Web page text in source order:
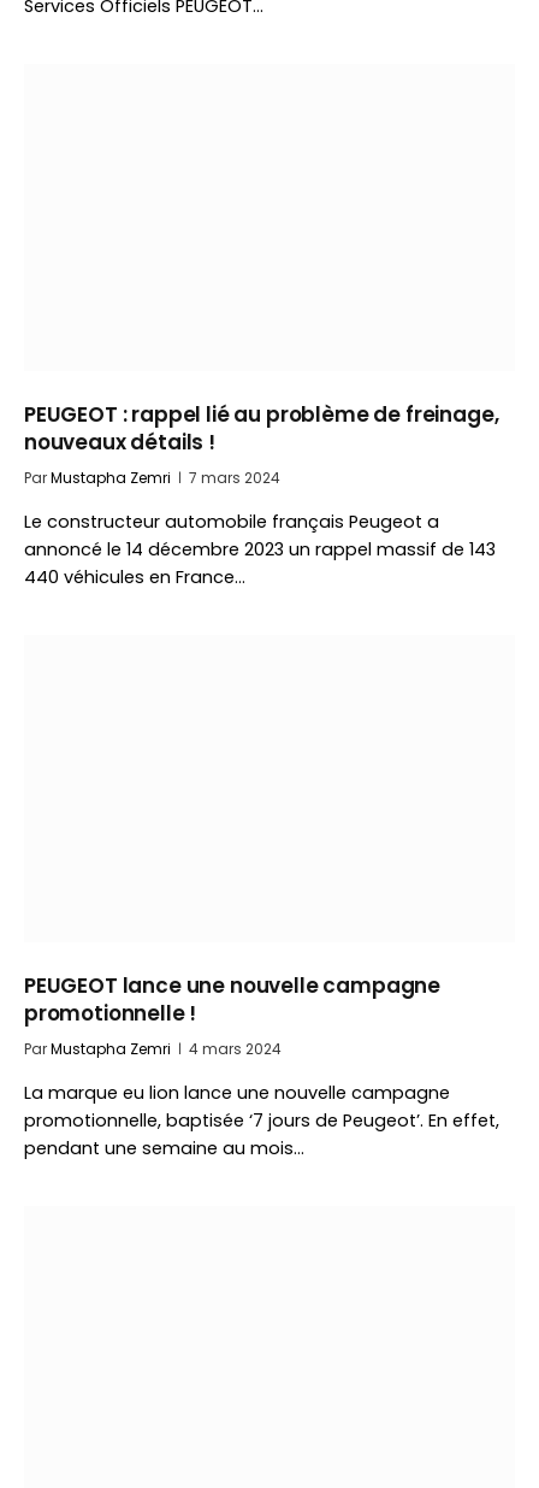
Services Officiels PEUGEOT…
PEUGEOT : rappel lié au problème de freinage,
nouveaux détails !
ParMustapha Zemri 7 mars 2024
Le constructeur automobile français Peugeot a
annoncé le 14 décembre 2023 un rappel massif de 143
440 véhicules en France…
PEUGEOT lance une nouvelle campagne
promotionnelle !
ParMustapha Zemri 4 mars 2024
La marque eu lion lance une nouvelle campagne
promotionnelle, baptisée ‘7 jours de Peugeot’. En effet,
pendant une semaine au mois…